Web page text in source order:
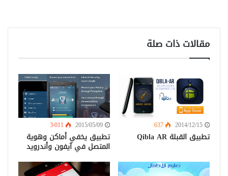
مقالات ذات صلة
2014/12/15
637
تطبيق القبلة Qibla AR
2015/05/09 3٬011
تطبيق يخفي أماكن وهوية
المتصل في آيفون وأندرويد